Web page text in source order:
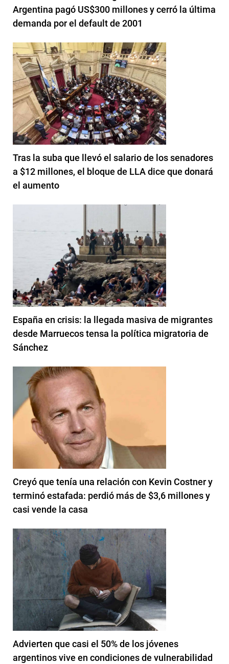
Argentina pagó US$300 millones y cerró la última
demanda por el default de 2001
Tras la suba que llevó el salario de los senadores
a $12 millones, el bloque de LLA dice que donará
el aumento
España en crisis: la llegada masiva de migrantes
desde Marruecos tensa la política migratoria de
Sánchez
Creyó que tenía una relación con Kevin Costner y
terminó estafada: perdió más de $3,6 millones y
casi vende la casa
Advierten que casi el 50% de los jóvenes
argentinos vive en condiciones de vulnerabilidad